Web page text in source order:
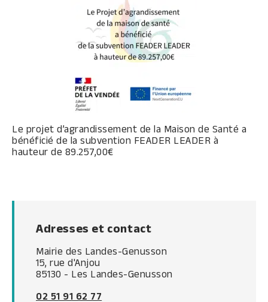
Le projet d’agrandissement de la Maison de Santé a
bénéficié de la subvention FEADER LEADER à
hauteur de 89.257,00€
Adresses et contact
Mairie des Landes-Genusson
15, rue d'Anjou
85130 - Les Landes-Genusson
02 51 91 62 77